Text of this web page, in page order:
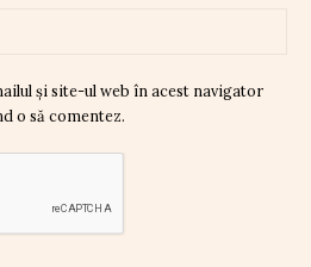
și site-ul web în acest navigator
o să comentez.